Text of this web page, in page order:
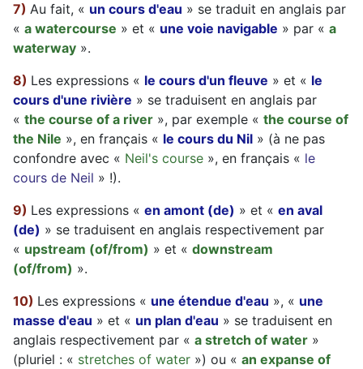
7) Au fait, « un cours d'eau » se traduit en anglais par
« a watercourse » et « une voie navigable » par « a
waterway ».
8) Les expressions « le cours d'un fleuve » et « le
cours d'une rivière » se traduisent en anglais par
« the course of a river », par exemple « the course of
the Nile », en français « le cours du Nil » (à ne pas
confondre avec « Neil's course », en français « le
cours de Neil » !).
9) Les expressions « en amont (de) » et « en aval
(de) » se traduisent en anglais respectivement par
« upstream (of/from) » et « downstream
(of/from) ».
10) Les expressions « une étendue d'eau », « une
masse d'eau » et « un plan d'eau » se traduisent en
anglais respectivement par « a stretch of water »
(pluriel : « stretches of water ») ou « an expanse of